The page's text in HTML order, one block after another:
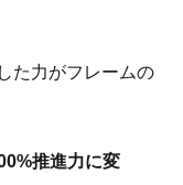
た力がフレームの
推進力に変